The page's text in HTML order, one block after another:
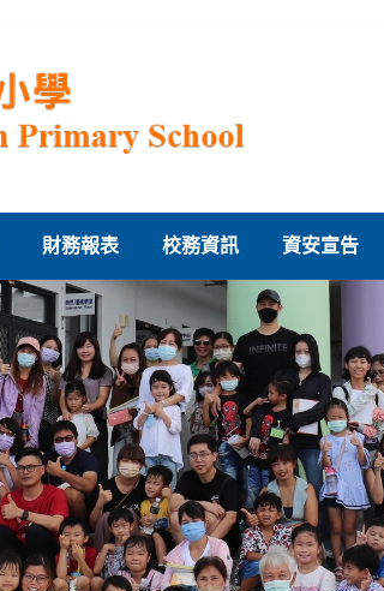
財務報表 校務資訊 資安宣告